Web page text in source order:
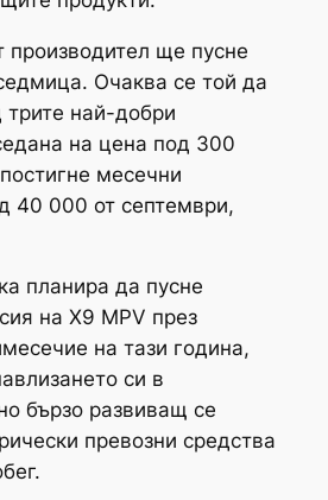
производител ще пусне
Очаква се той да
трите най-добри
на цена под 300
месечни
40 000 от септември,
планира да пусне
на X9 MPV през
на тази година,
си в
бързо развиващ се
превозни средства